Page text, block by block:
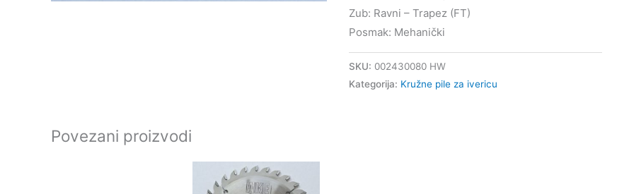
Zub: Ravni – Trapez (FT)
Posmak: Mehanički
SKU: 002430080 HW
Kategorija: Kružne pile za ivericu
Povezani proizvodi